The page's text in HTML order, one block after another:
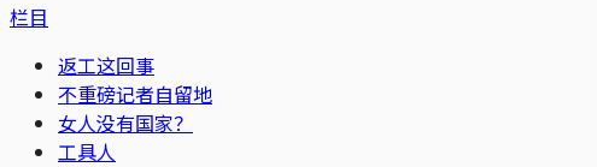
栏目
返工这回事
不重磅记者自留地
女人没有国家？
工具人